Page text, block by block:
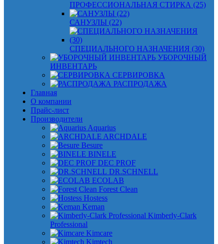
ПРОФЕССИОНАЛЬНАЯ СТИРКА (25)
САНУЗЛЫ (22)
СПЕЦИАЛЬНОГО НАЗНАЧЕНИЯ (30)
УБОРОЧНЫЙ
ИНВЕНТАРЬ
СЕРВИРОВКА
РАСПРОДАЖА
Главная
О компании
Прайс-лист
Производители
Aquarius
ARCHDALE
Besure
BINELE
DEC PROF
DR.SCHNELL
ECOLAB
Forest Clean
Hostess
Keman
Kimberly-Clark
Professional
Kimcare
Kimtech